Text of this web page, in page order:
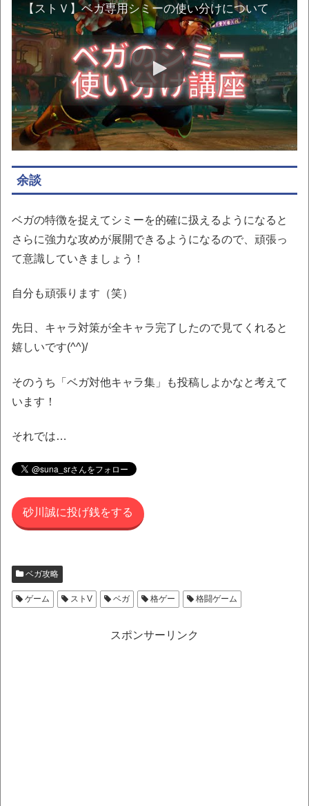
【ストＶ】ベガ専用シミーの使い分けについて
余談
ベガの特徴を捉えてシミーを的確に扱えるようになると
さらに強力な攻めが展開できるようになるので、頑張っ
て意識していきましょう！
自分も頑張ります（笑）
先日、キャラ対策が全キャラ完了したので見てくれると
嬉しいです(^^)/
そのうち「ベガ対他キャラ集」も投稿しよかなと考えて
います！
それでは…
砂川誠に投げ銭をする
ベガ攻略
ゲーム ストV ベガ 格ゲー 格闘ゲーム
スポンサーリンク